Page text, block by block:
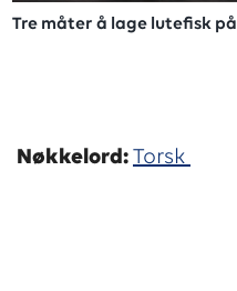
Tre måter å lage lutefisk på
Nøkkelord: Torsk